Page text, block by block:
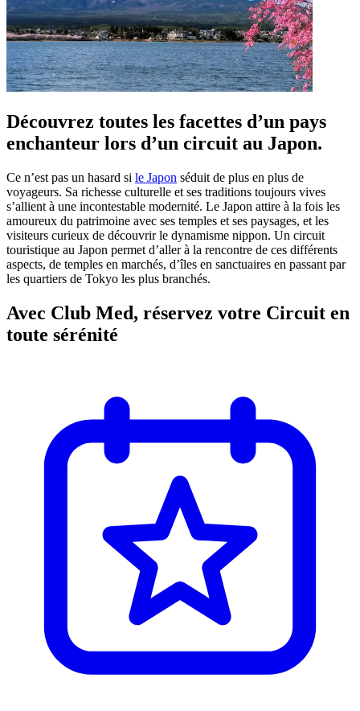
Découvrez toutes les facettes d’un pays
enchanteur lors d’un circuit au Japon.
Ce n’est pas un hasard si le Japon séduit de plus en plus de
voyageurs. Sa richesse culturelle et ses traditions toujours vives
s’allient à une incontestable modernité. Le Japon attire à la fois les
amoureux du patrimoine avec ses temples et ses paysages, et les
visiteurs curieux de découvrir le dynamisme nippon. Un circuit
touristique au Japon permet d’aller à la rencontre de ces différents
aspects, de temples en marchés, d’îles en sanctuaires en passant par
les quartiers de Tokyo les plus branchés.
Avec Club Med, réservez votre Circuit en
toute sérénité